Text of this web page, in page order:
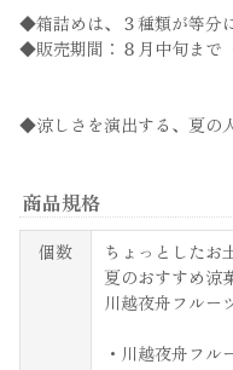
◆箱詰めは、３種類が等分
◆販売期間：８月中旬まで
◆涼しさを演出する、夏の
商品規格
個数
ちょっとしたお
夏のおすすめ涼
川越夜舟フル
・川越夜舟フ